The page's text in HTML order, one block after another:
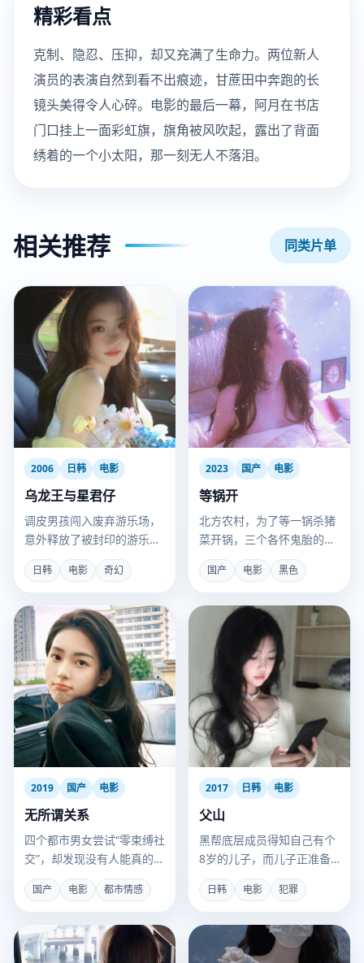
精彩看点
克制、隐忍、压抑，却又充满了生命力。两位新人
演员的表演自然到看不出痕迹，甘蔗田中奔跑的长
镜头美得令人心碎。电影的最后一幕，阿月在书店
门口挂上一面彩虹旗，旗角被风吹起，露出了背面
绣着的一个小太阳，那一刻无人不落泪。
相关推荐 同类片单
2006 日韩 电影
乌龙王与星君仔
调皮男孩闯入废弃游乐场，
意外释放了被封印的游乐场
守护神“乌龙王”。
日韩 电影 奇幻
2023 国产 电影
等锅开
北方农村，为了等一锅杀猪
菜开锅，三个各怀鬼胎的男
人困在厨房一整天。
国产 电影 黑色
2019 国产 电影
无所谓关系
四个都市男女尝试“零束缚社
交”，却发现没有人能真的无
所谓。
国产 电影 都市情感
2017 日韩 电影
父山
黑帮底层成员得知自己有个
8岁的儿子，而儿子正准备
被另一个犯罪组织培养成杀
手。
日韩 电影 犯罪